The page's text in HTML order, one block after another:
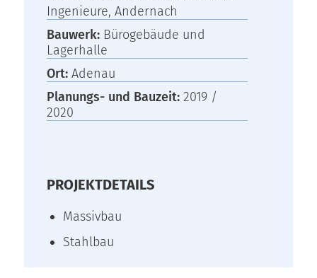
Ingenieure, Andernach
Bauwerk: Bürogebäude und
Lagerhalle
Ort:Adenau
Planungs- und Bauzeit:2019 /
2020
PROJEKTDETAILS
Massivbau
Stahlbau